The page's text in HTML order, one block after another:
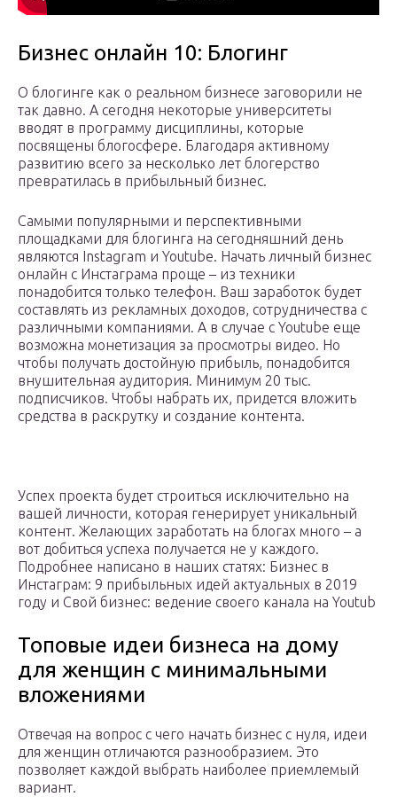
Бизнес онлайн 10: Блогинг
О блогинге как о реальном бизнесе заговорили не
так давно. А сегодня некоторые университеты
вводят в программу дисциплины, которые
посвящены блогосфере. Благодаря активному
развитию всего за несколько лет блогерство
превратилась в прибыльный бизнес.
Самыми популярными и перспективными
площадками для блогинга на сегодняшний день
являются Instagram и Youtube. Начать личный бизнес
онлайн с Инстаграма проще – из техники
понадобится только телефон. Ваш заработок будет
составлять из рекламных доходов, сотрудничества с
различными компаниями. А в случае с Youtube еще
возможна монетизация за просмотры видео. Но
чтобы получать достойную прибыль, понадобится
внушительная аудитория. Минимум 20 тыс.
подписчиков. Чтобы набрать их, придется вложить
средства в раскрутку и создание контента.
Успех проекта будет строиться исключительно на
вашей личности, которая генерирует уникальный
контент. Желающих заработать на блогах много – а
вот добиться успеха получается не у каждого.
Подробнее написано в наших статях: Бизнес в
Инстаграм: 9 прибыльных идей актуальных в 2019
году и Свой бизнес: ведение своего канала на Youtub
Топовые идеи бизнеса на дому
для женщин с минимальными
вложениями
Отвечая на вопрос с чего начать бизнес с нуля, идеи
для женщин отличаются разнообразием. Это
позволяет каждой выбрать наиболее приемлемый
вариант.